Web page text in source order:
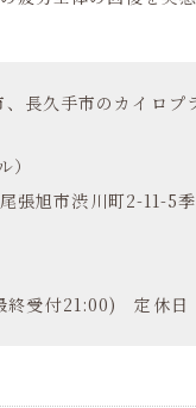
長久手市のカイロ
旭市渋川町2-11-5
終受付21:00) 定休日